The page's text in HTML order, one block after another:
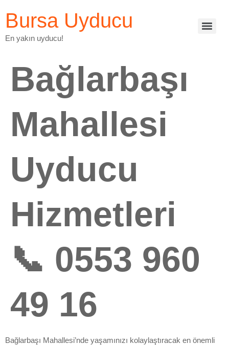
Bursa Uyducu
En yakın uyducu!
Bağlarbaşı
Mahallesi
Uyducu
Hizmetleri
📞 0553 960
49 16
Bağlarbaşı Mahallesi’nde yaşamınızı kolaylaştıracak en önemli